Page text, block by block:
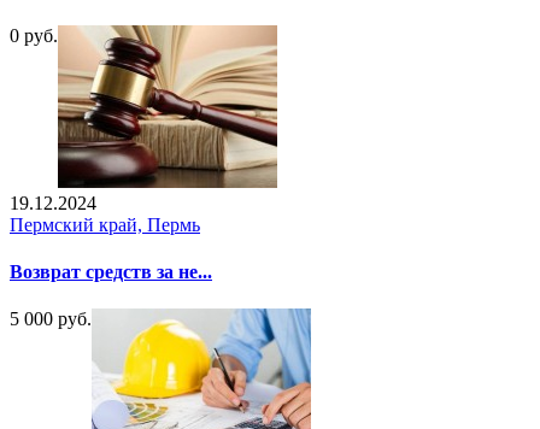
0 руб.
19.12.2024
Пермский край, Пермь
Возврат средств за не...
5 000 руб.